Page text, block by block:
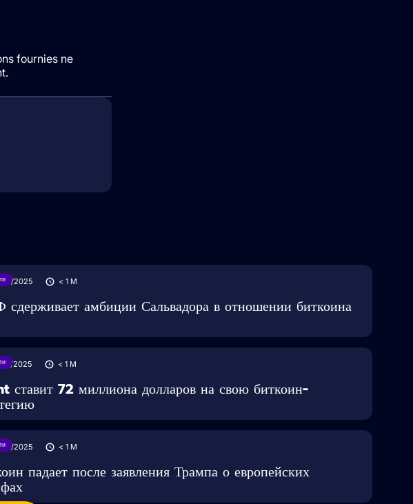
fournies ne
2025 < 1 M
амбиции Сальвадора в отношении биткоина
2025 < 1 M
ставит 72 миллиона долларов на свою биткоин-
2025 < 1 M
падает после заявления Трампа о европейских